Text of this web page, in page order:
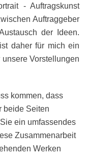
- Auftragskunst
Auftraggeber
der Ideen.
daher für mich ein
Vorstellungen
kommen, dass
beide Seiten
ein umfassendes
Zusammenarbeit
Werken